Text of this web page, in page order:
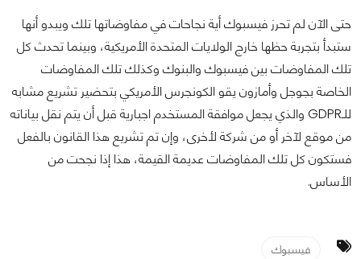
حتى الآن لم تحرز فيسبوك أية نجاحات في مفاوضاتها تلك ويبدو أنها
ستبدأ بتجربة حظها خارج الولايات المتحدة الأمريكية، وبينما تحدث كل
تلك المفاوضات بين فيسبوك والبنوك وكذلك تلك المفاوضات
الخاصة بجوجل وأمازون يقو الكونجرس الأمريكي بتحضير تشريع مشابه
للـGDPR والذي يجعل موافقة المستخدم اجبارية قبل أن يتم نقل بياناته
من موقع لآخر أو من شركة لأخرى، وإن تم تشريع هذا القانون بالفعل
فستكون كل تلك المفاوضات عديمة القيمة، هذا إذا نجحت من
الأساس.
فيسبوك